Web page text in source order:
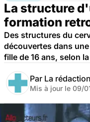
La structure
formation
Des structures du
découvertes dans
fille de 16 ans, selon
Par La
Mis à jour le 09/